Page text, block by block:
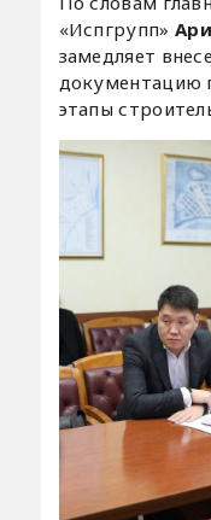
«Испгрупп»
замедляет
документацию
этапы